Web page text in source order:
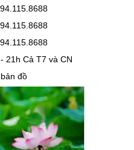
21h Cả T7 và CN
đồ